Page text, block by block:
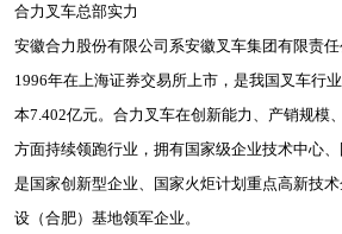
合力叉车总部实力
安徽合力股份有限公司系安徽叉车集团有限责任
1996年在上海证券交易所上市，是我国叉车行
本7.402亿元。合力叉车在创新能力、产销规模
方面持续领跑行业，拥有国家级企业技术中心
是国家创新型企业、国家火炬计划重点高新技
设（合肥）基地领军企业。